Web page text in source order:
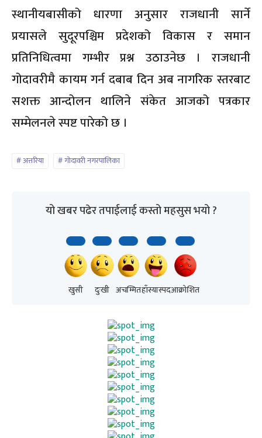
स्थानीयबासीको धारणा अनुसार राजधानी सार्ने
प्रयासले सुदूरपश्चिम प्रदेशको विकास र समान
प्रतिनिधित्वमा गम्भीर प्रश्न उठाउनेछ । राजधानी
गोदावरीमै कायम गर्न दबाब दिन अब नागरिक स्तरबाट
सशक्त आन्दोलन थालिने संकेत आजको पत्रकार
सम्मेलनले स्पष्ट पारेको छ ।
अत्तरिया गोदावरी नगरपालिका
यो खबर पढेर तपाईलाई कस्तो महसुस भयो ?
खुसी दुःखी अचम्मितहाँस्यास्पदआक्रोशित